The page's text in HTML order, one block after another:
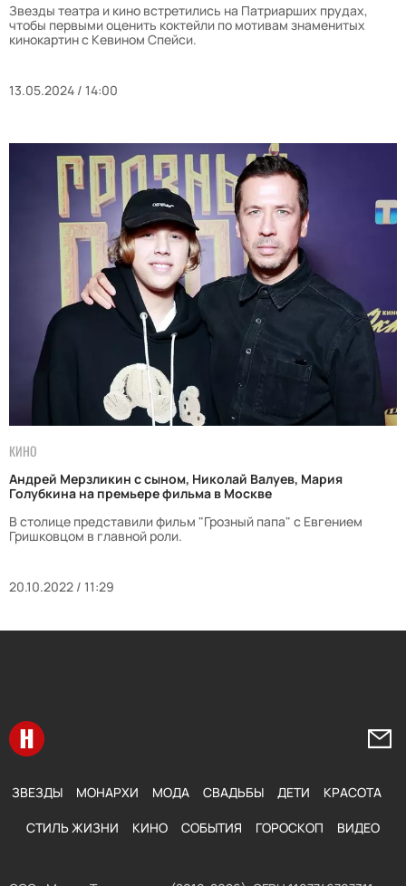
Звезды театра и кино встретились на Патриарших прудах,
чтобы первыми оценить коктейли по мотивам знаменитых
кинокартин с Кевином Спейси.
13.05.2024 / 14:00
КИНО
Андрей Мерзликин с сыном, Николай Валуев, Мария
Голубкина на премьере фильма в Москве
В столице представили фильм "Грозный папа" с Евгением
Гришковцом в главной роли.
20.10.2022 / 11:29
Перейти на главную
ЗВЕЗДЫ МОНАРХИ МОДА СВАДЬБЫ ДЕТИ КРАСОТА
СТИЛЬ ЖИЗНИ КИНО СОБЫТИЯ ГОРОСКОП ВИДЕО